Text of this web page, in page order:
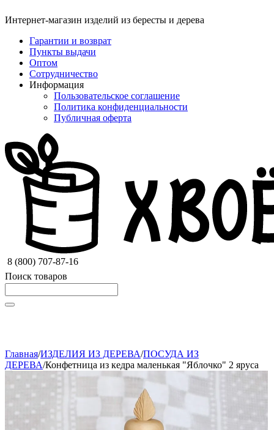
Интернет-магазин изделий из бересты и дерева
Гарантии и возврат
Пункты выдачи
Оптом
Сотрудничество
Информация
Пользовательское соглашение
Политика конфиденциальности
Публичная оферта
8 (800) 707-87-16
Поиск товаров
Главная/ИЗДЕЛИЯ ИЗ ДЕРЕВА/ПОСУДА ИЗ
ДЕРЕВА/Конфетница из кедра маленькая "Яблочко" 2 яруса